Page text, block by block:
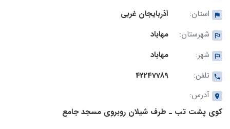
استان:
آذربایجان غربی
شهرستان:
مهاباد
شهر:
مهاباد
تلفن:
42247789
آدرس:
کوی پشت تب ـ طرف شیلان روبروی مسجد جامع